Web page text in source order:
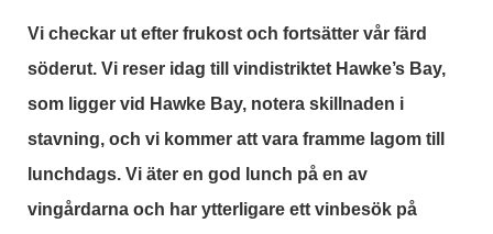
Vi checkar ut efter frukost och fortsätter vår färd
söderut. Vi reser idag till vindistriktet Hawke’s Bay,
som ligger vid Hawke Bay, notera skillnaden i
stavning, och vi kommer att vara framme lagom till
lunchdags. Vi äter en god lunch på en av
vingårdarna och har ytterligare ett vinbesök på